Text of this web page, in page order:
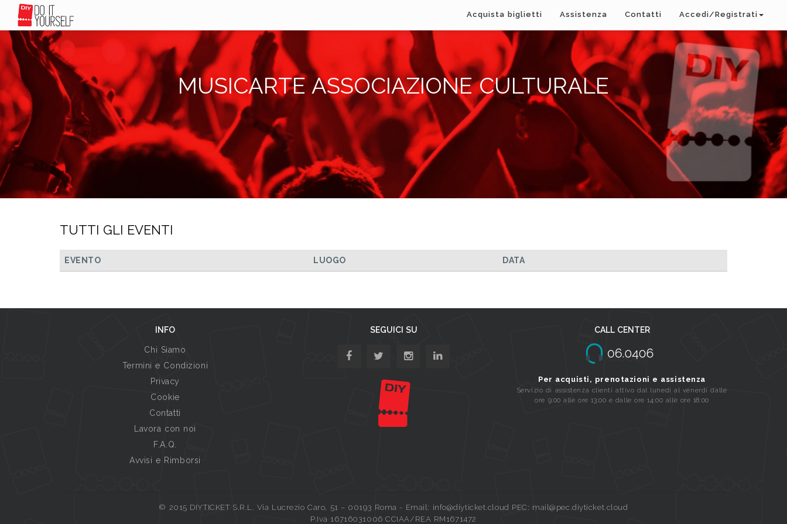
Acquista biglietti Assistenza Contatti Accedi/Registrati
MUSICARTE ASSOCIAZIONE CULTURALE
TUTTI GLI EVENTI
EVENTO LUOGO DATA
INFO
Chi Siamo
Termini e Condizioni
Privacy
Cookie
Contatti
Lavora con noi
F.A.Q.
Avvisi e Rimborsi
SEGUICI SU CALL CENTER
Per acquisti, prenotazioni e assistenza
Servizio di assistenza clienti attivo dal lunedi al venerdi dalle
ore 9:00 alle ore 13:00 e dalle ore 14:00 alle ore 18:00
© 2015 DIYTICKET S.R.L. Via Lucrezio Caro, 51 – 00193 Roma - Email: info@diyticket.cloud PEC: mail@pec.diyticket.cloud
P.Iva 16716031006 CCIAA/REA RM1671472